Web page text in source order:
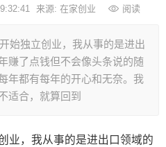
来源: 在家创业 阅读
独立创业，我从事的是进出
赚了点钱但不会像头条说的随
年都有每年的开心和无奈。我
适合，就算回到
，我从事的是进出口领域的